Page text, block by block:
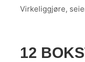
Virkeliggjøre,
12